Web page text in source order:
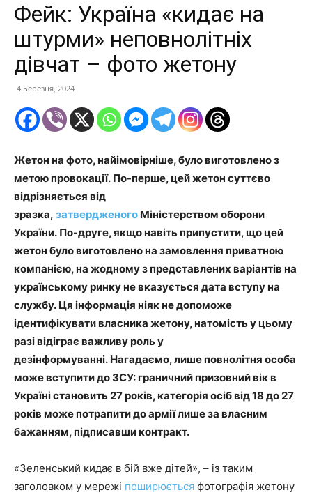
Фейк: Україна «кидає на
штурми» неповнолітніх
дівчат – фото жетону
4 Березня, 2024
Жетон на фото, найімовірніше, було виготовлено з
метою провокації. По-перше, цей жетон суттєво
відрізняється від
зразка, затвердженого Міністерством оборони
України. По-друге, якщо навіть припустити, що цей
жетон буловиготовленона замовлення приватною
компанією, на жодному з представлених варіантів на
українському ринку не вказується дата вступуна
службу. Ця інформація ніяк не допоможе
ідентифікувати власника жетону,натомістьуцьому
разівідіграє важливу роль у
дезінформуванні. Нагадаємо, лише повнолітня особа
можевступитидо ЗСУ: граничний призовний вік в
Україні становить 27 років, категорія осіб від 18 до 27
років може потрапити до армії лише за власним
бажанням, підписавши контракт.
«Зеленський кидає в бій вже дітей», – із таким
заголовком у мережі поширюється фотографія жетону